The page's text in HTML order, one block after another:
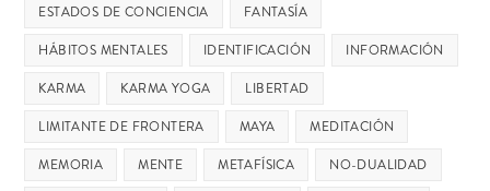
ESTADOS DE CONCIENCIA
FANTASÍA
HÁBITOS MENTALES
IDENTIFICACIÓN
INFORMACIÓN
KARMA
KARMA YOGA
LIBERTAD
LIMITANTE DE FRONTERA
MAYA
MEDITACIÓN
MEMORIA
MENTE METAFÍSICA
NO-DUALIDAD